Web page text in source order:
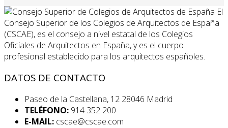
El
Consejo Superior de los Colegios de Arquitectos de España
(CSCAE), es el consejo a nivel estatal de los Colegios
Oficiales de Arquitectos en España, y es el cuerpo
profesional establecido para los arquitectos españoles.
DATOS DE CONTACTO
Paseo de la Castellana, 12 28046 Madrid
TELÉFONO: 914 352 200
E-MAIL: cscae@cscae.com